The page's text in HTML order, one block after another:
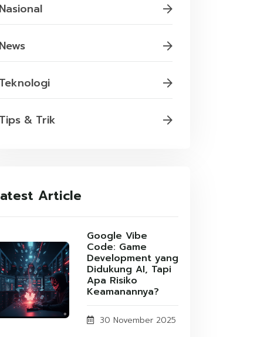
Nasional
News
Teknologi
Tips & Trik
Article
Google Vibe
Code: Game
Development yang
Didukung AI, Tapi
Apa Risiko
Keamanannya?
30 November 2025